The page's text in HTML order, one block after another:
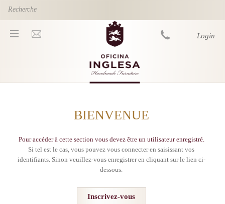
Skip to main content
Login
BIENVENUE
Pour accéder à cette section vous devez être un utilisateur enregistré.
Si tel est le cas, vous pouvez vous connecter en saisissant vos
identifiants. Sinon veuillez-vous enregistrer en cliquant sur le lien ci-
dessous.
Inscrivez-vous